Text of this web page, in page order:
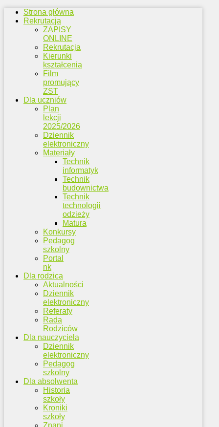
Strona główna
Rekrutacja
ZAPISY
ONLINE
Rekrutacja
Kierunki
kształcenia
Film
promujący
ZST
Dla uczniów
Plan
lekcji
2025/2026
Dziennik
elektroniczny
Materiały
Technik
informatyk
Technik
budownictwa
Technik
technologii
odzieży
Matura
Konkursy
Pedagog
szkolny
Portal
nk
Dla rodzica
Aktualności
Dziennik
elektroniczny
Referaty
Rada
Rodziców
Dla nauczyciela
Dziennik
elektroniczny
Pedagog
szkolny
Dla absolwenta
Historia
szkoły
Kroniki
szkoły
Znani